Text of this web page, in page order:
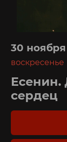
30
воскресенье
Есенин.
сердец